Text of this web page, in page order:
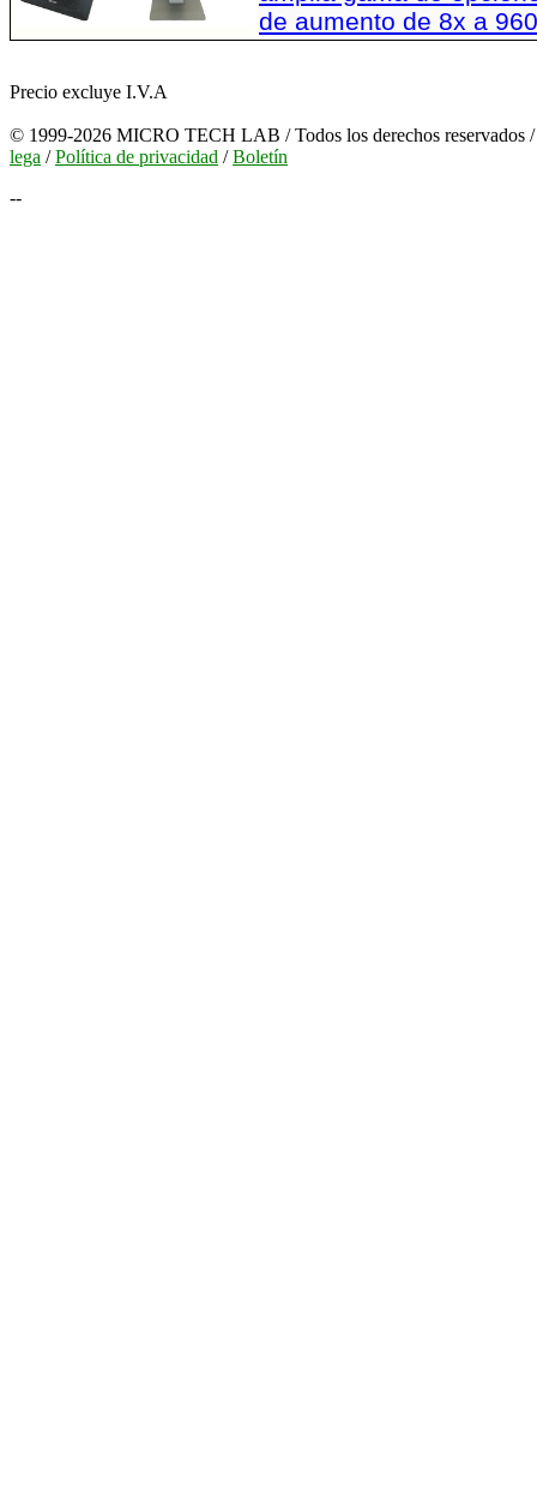
de aumento de 8x a
Precio excluye I.V.A
© 1999-2026 MICRO TECH LAB / Todos los derechos reservados /
lega /Política de privacidad /Boletín
--